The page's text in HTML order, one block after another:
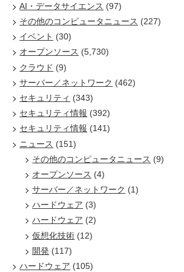
AI・データサイエンス (97)
その他のコンピュータニュース (227)
イベント (30)
オープンソース (5,730)
クラウド (9)
サーバー／ネットワーク (462)
セキュリティ (343)
セキュリティ情報 (392)
セキュリティ情報 (141)
ニュース (151)
その他のコンピュータニュース (9)
オープンソース (4)
サーバー／ネットワーク (1)
ハードウェア (3)
ハードウェア (2)
仮想化技術 (12)
開発 (117)
ハードウェア (105)